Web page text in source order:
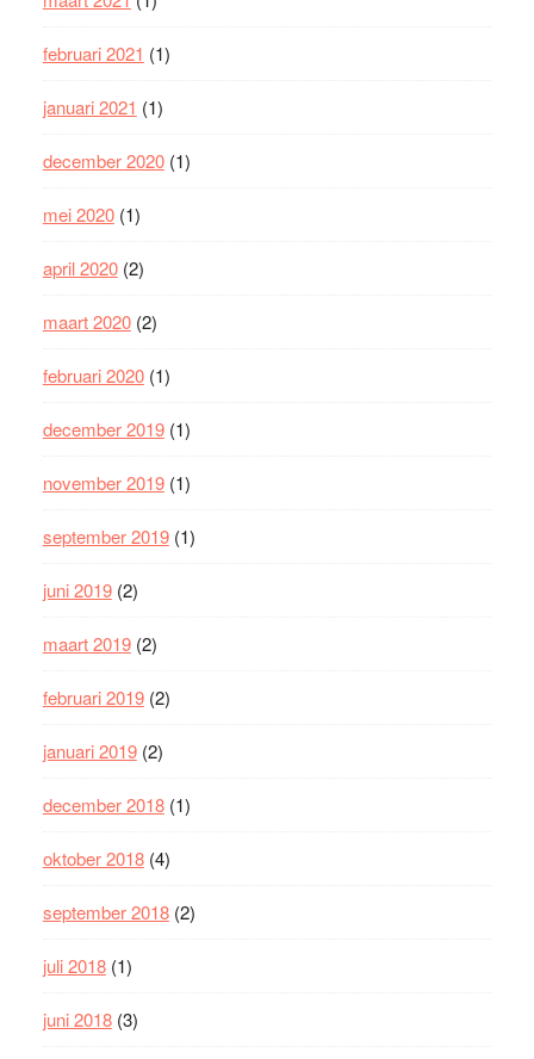
februari 2021 (1)
januari 2021 (1)
december 2020(1)
mei 2020(1)
april 2020(2)
maart 2020(2)
februari 2020(1)
december 2019(1)
november 2019(1)
september 2019(1)
juni 2019(2)
maart 2019(2)
februari 2019(2)
januari 2019(2)
december 2018(1)
oktober 2018(4)
september 2018(2)
juli 2018(1)
juni 2018(3)